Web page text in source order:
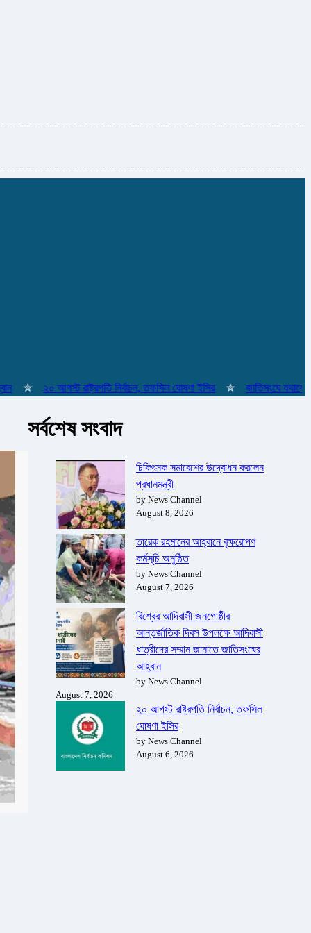
✮ ২০ আগস্ট রাষ্ট্রপতি নির্বাচন, তফসিল ঘোষণা ইসির ✮ জাতিসংঘে যথাযোগ্য
সর্বশেষ সংবাদ
চিকিৎসক সমাবেশের উদ্বোধন করলেন
প্রধানমন্ত্রী
by News Channel
August 8, 2026
তারেক রহমানের আহ্বানে বৃক্ষরোপণ
কর্মসূচি অনুষ্ঠিত
by News Channel
August 7, 2026
বিশ্বের আদিবাসী জনগোষ্ঠীর
আন্তর্জাতিক দিবস উপলক্ষে আদিবাসী
ধাত্রীদের সম্মান জানাতে জাতিসংঘের
আহ্বান
by News Channel
August 7, 2026
২০ আগস্ট রাষ্ট্রপতি নির্বাচন, তফসিল
ঘোষণা ইসির
by News Channel
August 6, 2026